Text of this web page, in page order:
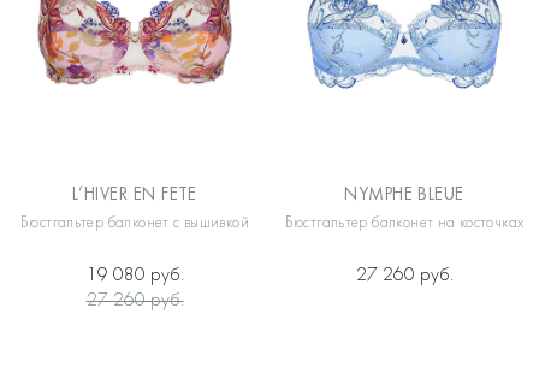
L’HIVER EN FETE
Бюстгальтер балконет с вышивкой
19 080 руб.
27 260 руб.
NYMPHE BLEUE
Бюстгальтер балконет на косточках
27 260 руб.